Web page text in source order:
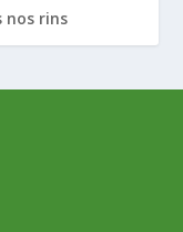
nos rins